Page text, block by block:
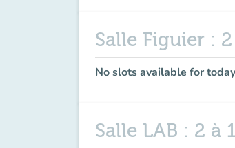
Salle Figuier :
No slots available for today
Salle LAB : 2 à